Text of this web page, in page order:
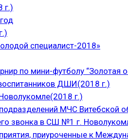
г.)
специалист-2018»
по мини-футболу “Золотая
ДШИ(2018 г.)
г.)
МЧС Витебской
звонка в СШ №1 г.
приуроченные к